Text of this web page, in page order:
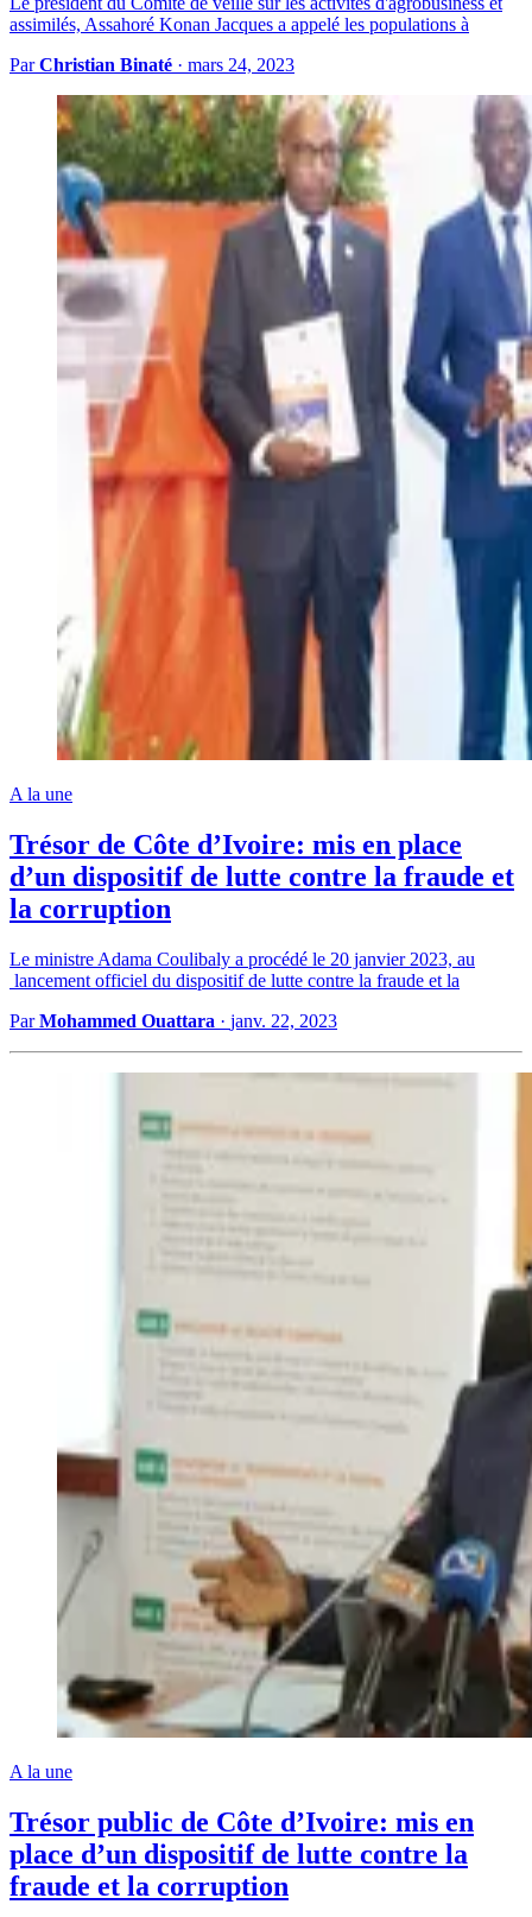
assimilés, Assahoré Konan Jacques a appelé les populations à
ParChristian Binaté · mars 24, 2023
A la une
Trésor de Côte d’Ivoire: mis en place
d’un dispositif de lutte contre la fraude et
la corruption
Le ministre Adama Coulibaly a procédé le 20 janvier 2023, au
lancement officiel du dispositif de lutte contre la fraude et la
ParMohammed Ouattara · janv. 22, 2023
A la une
Trésor public de Côte d’Ivoire: mis en
place d’un dispositif de lutte contre la
fraude et la corruption